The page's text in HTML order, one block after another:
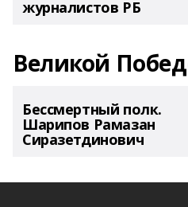
журналистов РБ
Великой
Бессмертный полк.
Шарипов Рамазан
Сиразетдинович